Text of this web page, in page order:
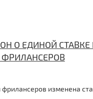
О ЕДИНОЙ
изменена